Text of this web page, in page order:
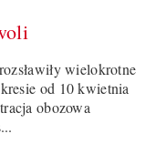
wielokrotne
od 10 kwietnia
obozowa